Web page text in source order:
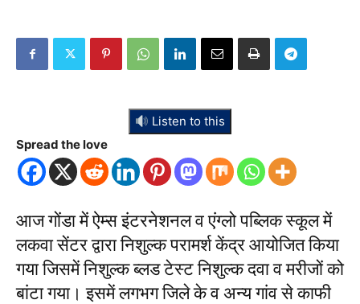
Listen to this
Spread the love
आज गोंडा में ऐम्स इंटरनेशनल व एंग्लो पब्लिक स्कूल में
लकवा सेंटर द्वारा निशुल्क परामर्श केंद्र आयोजित किया
गया जिसमें निशुल्क ब्लड टेस्ट निशुल्क दवा व मरीजों को
बांटा गया। इसमें लगभग जिले के व अन्य गांव से काफी